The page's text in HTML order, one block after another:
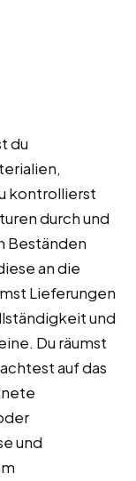
du
kontrollierst
durch und
Beständen
an die
Lieferungen
und
Du räumst
auf das
und